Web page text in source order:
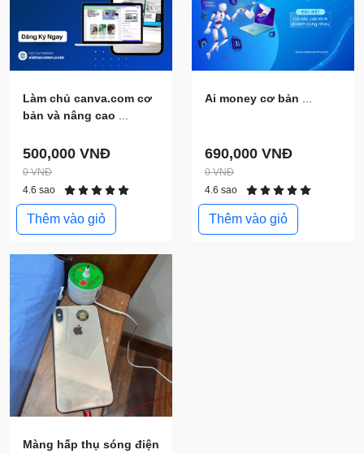
Làm chủ canva.com cơ
bản và nâng cao
500,000 VNĐ
0 VNĐ
4.6 sao
Thêm vào giỏ
Ai money cơ bản
690,000 VNĐ
0 VNĐ
4.6 sao
Thêm vào giỏ
Màng hấp thụ sóng điện